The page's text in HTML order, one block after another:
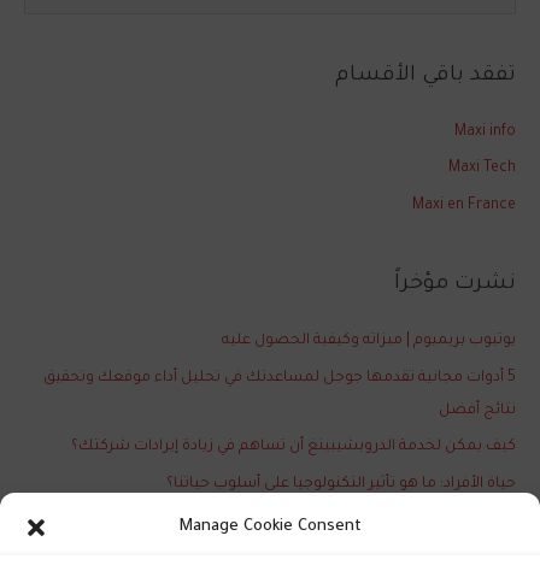
Manage Cookie Consent
ث
ع
تفقد باقي الأقسام
Maxi info
Maxi Tech
Maxi en France
نشرت مؤخراً
يوتيوب بريميوم | ميزاته وكيفية الحصول عليه
5 أدوات مجانية تقدمها جوجل لمساعدتك في تحليل أداء موقعك وتحقيق
نتائج أفضل
كيف يمكن لخدمة الدروبشيبينغ أن تساهم في زيادة إيرادات شركتك؟
حياة الأفراد: ما هو تأثير التكنولوجيا على أسلوب حياتنا؟
تعرّف على آخر ابتكارات نظام التشغيل الأندرويد الجديدة والمذهلة